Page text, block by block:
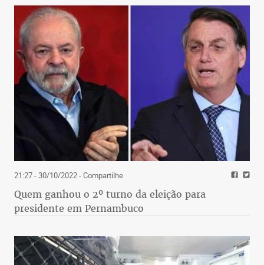
21:27 - 30/10/2022- Compartilhe
Quem ganhou o 2º turno da eleição para
presidente em Pernambuco